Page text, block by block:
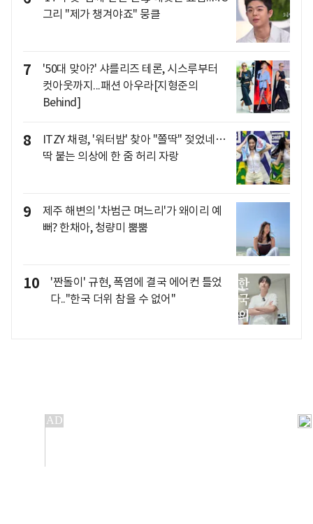
그리 "제가 챙겨야죠" 뭉클
7
'50대 맞아?' 샤를리즈 테론, 시스루부터
컷아웃까지...패션 아우라[지형준의
Behind]
8
ITZY 채령, '워터밤' 찾아 "쫄딱" 젖었네…
딱 붙는 의상에 한 줌 허리 자랑
9
제주 해변의 '차범근 며느리'가 왜이리 예
뻐? 한채아, 청량미 뿜뿜
10
'짠돌이' 규현, 폭염에 결국 에어컨 틀었
다.."한국 더위 참을 수 없어"